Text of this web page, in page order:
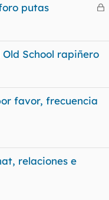
C
r
putas
School rapiñero
favor, frecuencia
relaciones e